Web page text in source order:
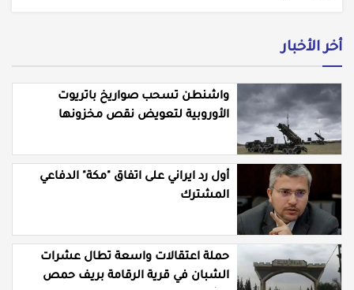
أخر الأخبار
واشنطن تسحب صواريخ باتريوت
الأوروبية لتعويض نقص مخزونها
أول رد ايراني على اتفاق "مكة" الدفاعي
المشترك
حملة اعتقالات واسعة تطال عشرات
الشبان في قرية الرقامة بريف حمص